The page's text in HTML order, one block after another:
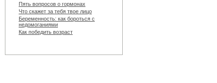
Пять вопросов о гормонах
Что скажет за тебя твое лицо
Беременность: как бороться с
недомоганиями
Как победить возраст